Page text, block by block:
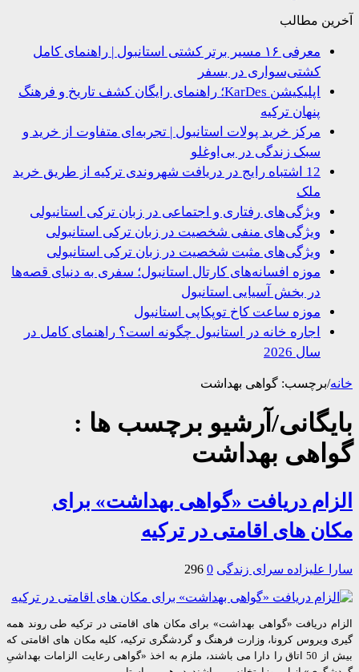
مطالب
معرفی ۱۶ مسیر برتر کشتی استانبول | راهنمای کامل
کشتی‌سواری در بسفر
اپلیکیشن KarDes؛ راهنمای رایگان کشف تاریخ و فرهنگ
پنهان ترکیه
مرکز خرید پولات استانبول | تجربه‌ای متفاوت از خرید و
سبک زندگی در بی‌اوغلو
12 اشتباه رایج در دریافت شهروندی ترکیه از طریق خرید
ویژگی‌های رفتاری و اجتماعی در زبان ترکی استانبولی
ویژگی‌های منفی شخصیت در زبان ترکی استانبولی
ویژگی‌های مثبت شخصیت در زبان ترکی استانبولی
موزه افسانه‌های کارتال استانبول؛ سفری به دنیای قصه‌ها
در بخش آسیایی استانبول
موزه ساعت کاخ توپکاپی استانبول
اجاره خانه در استانبول چگونه است؟ راهنمای کامل در
سال 2026
برچسب:گواهی بهداشت
آرشیو برچسب ها :
بهداشت
دریافت «گواهی بهداشت» برای
های اقامتی در ترکیه
علیزادهسرای زندگی 0
296
دریافت «گواهی بهداشت» برای مکان های اقامتی در ترکیه طی روند همه
ویروس کرونا، وزارت فرهنگ و گردشگری ترکیه، کلیه مکان های اقامتی که
بیش از 50 اتاق را دارا می باشند، ملزم به اخذ «گواهی رعایت الزامات بهداشیِ